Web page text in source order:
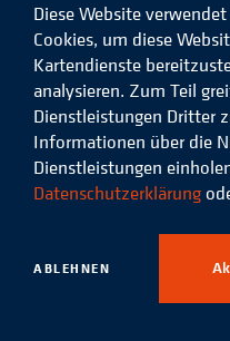
Das
NSI
Facebook
Das
NSI
auf
© 2026
Studieninstitut
Verwaltung e.V.
Datenschutz
Diese Website
Cookies, um diese
Kartendienste
analysieren. Zum Teil
Dienstleistungen Dritter
Informationen über die
Dienstleistungen
Datenschutzerklärung
ABLEHNEN